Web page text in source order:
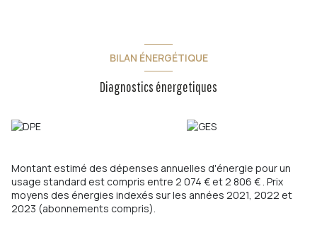
BILAN ÉNERGÉTIQUE
Diagnostics énergetiques
Montant estimé des dépenses annuelles d'énergie pour un
usage standard est compris entre 2 074 € et 2 806 € . Prix
moyens des énergies indexés sur les années 2021, 2022 et
2023 (abonnements compris).